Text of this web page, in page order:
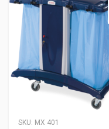
SKU: MX 401